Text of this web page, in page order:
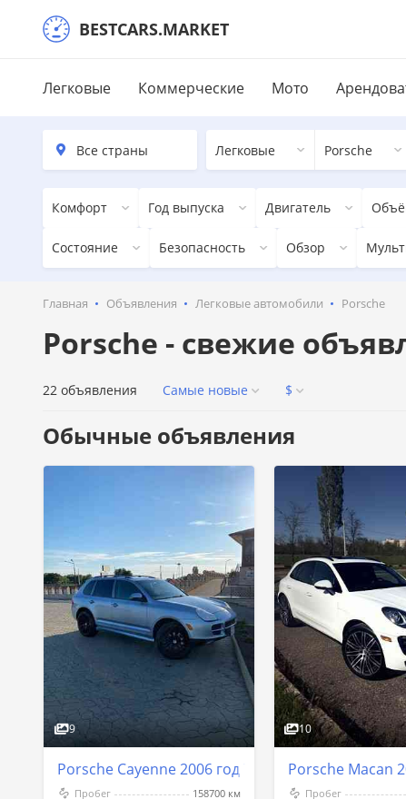
BESTCARS.MARKET
Легковые Коммерческие Мото
Легковые Porsche
Комфорт Год выпуска Двигатель
Состояние Безопасность Обзор
Главная Объявления Легковые автомобили Porsche
Porsche - свежие
22 объявления Самые новые $
Обычные объявления
9
Porsche Cayenne 2006 год Тирасполь
Пробег
158700 км
10
Porsche Macan
Пробег